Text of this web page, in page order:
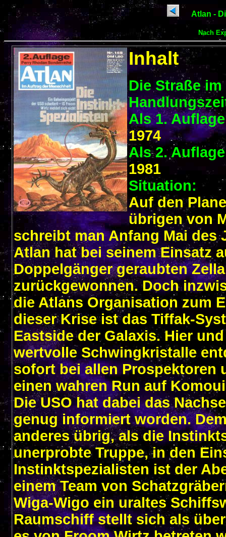
Atlan -
Nach
Inhalt
Die Straße
Als 1.
1974
Als 2.
1981
Situation:
Auf den
übrigen von
schreibt man Anfang Mai des
Atlan hat bei seinem Einsatz
Doppelgänger geraubten
zurückgewonnen. Doch
die Atlans Organisation zum
dieser Krise ist das Tiffak-
Eastside der Galaxis. Hier
wertvolle Schwingkristalle
sofort bei allen Prospektoren
einen wahren Run auf
Die USO hat dabei das
genug informiert worden.
anderes übrig, als die
unerprobte Truppe, in den
Instinktspezialisten ist der
einem Team von
Wiga-Wigo ein uraltes
Raumschiff stellt sich als